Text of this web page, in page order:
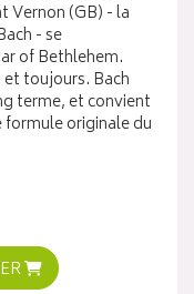
Vernon (GB) - la
- se
of Bethlehem.
toujours. Bach
terme, et convient
originale du